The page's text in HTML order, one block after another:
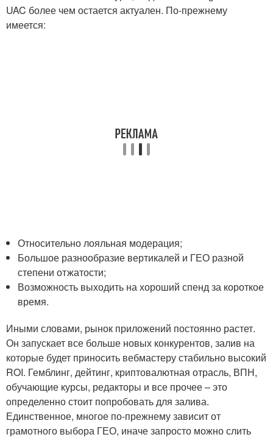
UAC более чем остается актуален. По-прежнему
имеется:
Относительно лояльная модерация;
Большое разнообразие вертикалей и ГЕО разной
степени отжатости;
Возможность выходить на хороший спенд за короткое
время.
Иными словами, рынок приложений постоянно растет.
Он запускает все больше новых конкурентов, залив на
которые будет приносить вебмастеру стабильно высокий
ROI. Гемблинг, дейтинг, криптовалютная отрасль, ВПН,
обучающие курсы, редакторы и все прочее – это
определенно стоит попробовать для залива.
Единственное, многое по-прежнему зависит от
грамотного выбора ГЕО, иначе запросто можно слить